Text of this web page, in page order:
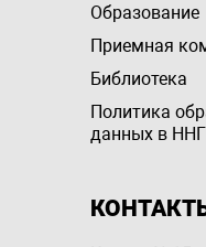
Образование
Приемная
Библиотека
Политика
данных в